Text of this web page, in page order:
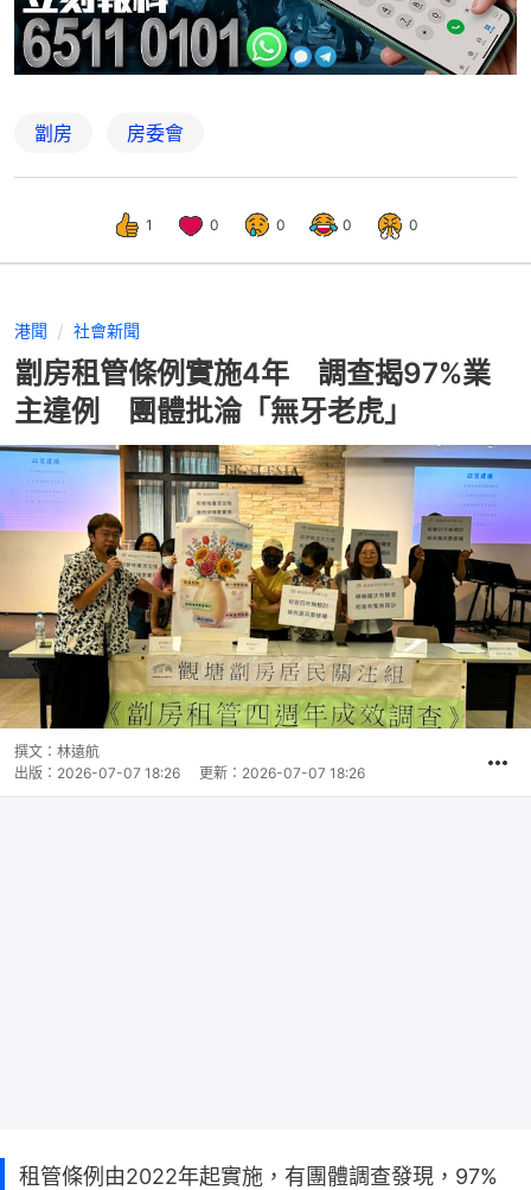
劏房 房委會
1 0 0 0 0
港聞 社會新聞
劏房租管條例實施4年 調查揭97%業
主違例 團體批淪「無牙老虎」
撰文： 林遠航
出版： 2026-07-07 18:26 更新： 2026-07-07 18:26
租管條例由2022年起實施，有團體調查發現，97%